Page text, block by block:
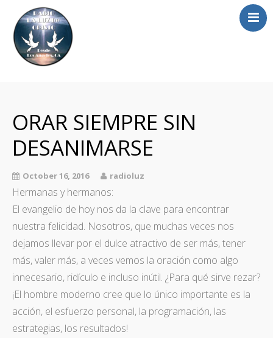
Homilia
Fotos
Contacto
ORAR SIEMPRE SIN
DESANIMARSE
October 16, 2016 radioluz
Hermanas y hermanos:
El evangelio de hoy nos da la clave para encontrar
nuestra felicidad. Nosotros, que muchas veces nos
dejamos llevar por el dulce atractivo de ser más, tener
más, valer más, a veces vemos la oración como algo
innecesario, ridículo e incluso inútil. ¿Para qué sirve rezar?
¡El hombre moderno cree que lo único importante es la
acción, el esfuerzo personal, la programación, las
estrategias, los resultados!